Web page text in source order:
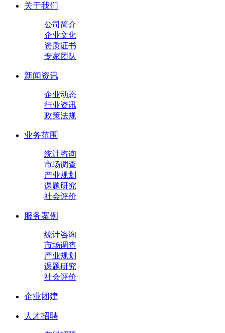
关于我们
公司简介
企业文化
资质证书
专家团队
新闻资讯
企业动态
行业资讯
政策法规
业务范围
统计咨询
市场调查
产业规划
课题研究
社会评价
服务案例
统计咨询
市场调查
产业规划
课题研究
社会评价
企业团建
人才招聘